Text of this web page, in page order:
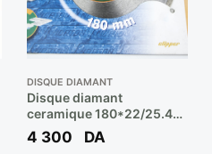
DISQUE DIAMANT
Disque diamant
ceramique 180*22/25.4
ref:70184626828 **
NORTON
4 300 DA